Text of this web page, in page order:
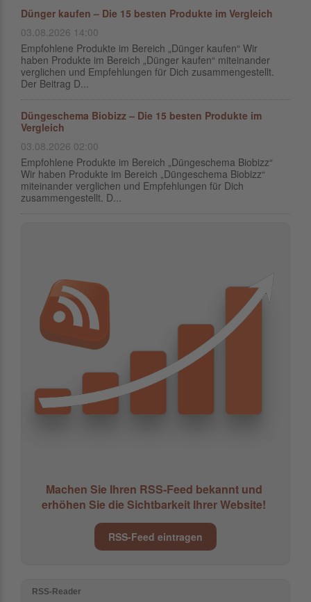
Dünger kaufen – Die 15 besten Produkte im Vergleich
03.08.2026 14:00
Empfohlene Produkte im Bereich „Dünger kaufen“ Wir
haben Produkte im Bereich „Dünger kaufen“ miteinander
verglichen und Empfehlungen für Dich zusammengestellt.
Der Beitrag D...
Düngeschema Biobizz – Die 15 besten Produkte im
Vergleich
03.08.2026 02:00
Empfohlene Produkte im Bereich „Düngeschema Biobizz“
Wir haben Produkte im Bereich „Düngeschema Biobizz“
miteinander verglichen und Empfehlungen für Dich
zusammengestellt. D...
Machen Sie Ihren RSS-Feed bekannt und
erhöhen Sie die Sichtbarkeit Ihrer Website!
RSS-Feed eintragen
RSS-Reader